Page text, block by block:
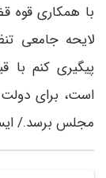
با همکاری قوه
لایحه جامعی
پیگیری کنم با
است، برای دولت
مجلس برسد./